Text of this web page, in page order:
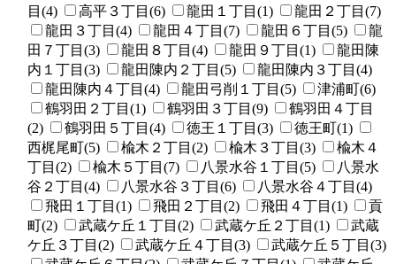
目(4)
高平３丁目(6) 龍田１丁目(1)
龍田２丁目(7)
龍田３丁目(4)
龍田４丁目(7) 龍田６丁目(5)
龍
田７丁目(3)
龍田８丁目(4) 龍田９丁目(1)
龍田陳
内１丁目(3)
龍田陳内２丁目(5)
龍田陳内３丁目(4)
龍田陳内４丁目(4)
龍田弓削１丁目(5)
津浦町(6)
鶴羽田２丁目(1)
鶴羽田３丁目(9)
鶴羽田４丁目
(2)
鶴羽田５丁目(4) 徳王１丁目(3)
徳王町(1)
西梶尾町(5)
楡木２丁目(2) 楡木３丁目(3)
楡木４
丁目(2)
楡木５丁目(7) 八景水谷１丁目(5)
八景水
谷２丁目(4)
八景水谷３丁目(6)
八景水谷４丁目(4)
飛田１丁目(1)
飛田２丁目(2) 飛田４丁目(1)
貢
町(2)
武蔵ケ丘１丁目(2) 武蔵ケ丘２丁目(1)
武蔵
ケ丘３丁目(2)
武蔵ケ丘４丁目(3)
武蔵ケ丘５丁目(3)